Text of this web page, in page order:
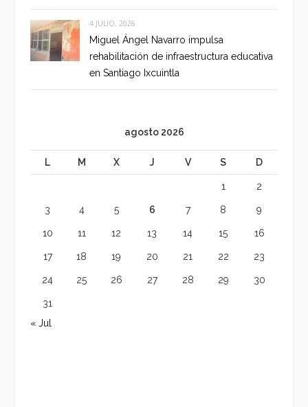
4 JULIO, 2026
Miguel Ángel Navarro impulsa
rehabilitación de infraestructura educativa
en Santiago Ixcuintla
agosto 2026
L M X J V S D
1 2
3 4 5 6 7 8 9
10 11 12 13 14 15 16
17 18 19 20 21 22 23
24 25 26 27 28 29 30
31
« Jul